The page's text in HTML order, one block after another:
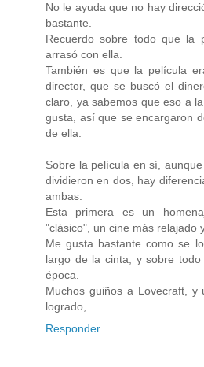
No le ayuda que no hay
bastante.
Recuerdo sobre todo que la
arrasó con ella.
También es que la película
director, que se buscó el
claro, ya sabemos que eso a
gusta, así que se encargaron
de ella.
Sobre la película en sí,
dividieron en dos, hay
ambas.
Esta primera es un
"clásico", un cine más relajado
Me gusta bastante como se
largo de la cinta, y sobre
época.
Muchos guiños a Lovecraft, y
logrado,
Responder